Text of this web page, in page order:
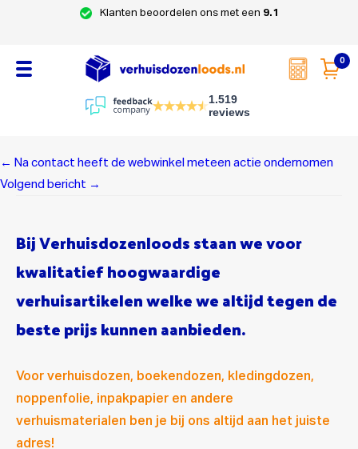
Klanten beoordelen ons met een 9.1
1.519
reviews
0
to
content
Verhuispakketten
Post
navigation
← Na contact heeft de webwinkel meteen actie ondernomen
Volgend bericht →
Bij Verhuisdozenloods staan we voor
kwalitatief hoogwaardige
verhuisartikelen welke we altijd tegen de
beste prijs kunnen aanbieden.
Voor verhuisdozen, boekendozen, kledingdozen,
noppenfolie, inpakpapier en andere
verhuismaterialen ben je bij ons altijd aan het juiste
adres!